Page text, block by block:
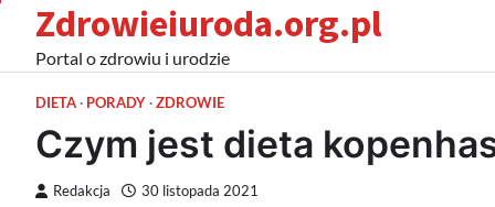
content
Zdrowieiuroda.org.pl
Portal o zdrowiu i urodzie
DIETA PORADY ZDROWIE
Czym jest dieta
Redakcja 30 listopada 2021